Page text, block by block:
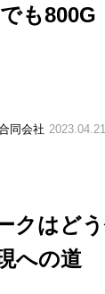
も
同会社 2023.04.21
クはど
への道